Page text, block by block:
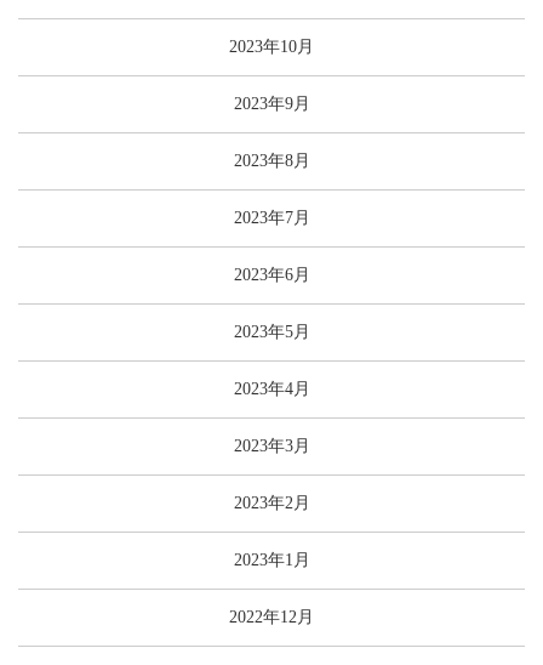
2023年10月
2023年9月
2023年8月
2023年7月
2023年6月
2023年5月
2023年4月
2023年3月
2023年2月
2023年1月
2022年12月